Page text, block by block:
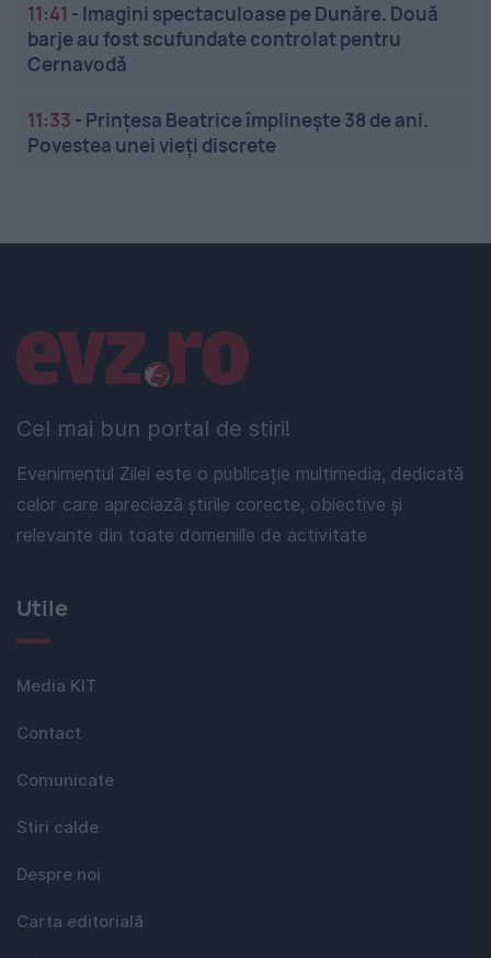
11:41 - Imagini spectaculoase pe Dunăre. Două
barje au fost scufundate controlat pentru
Cernavodă
11:33 - Prințesa Beatrice împlinește 38 de ani.
Povestea unei vieți discrete
Cel mai bun portal de stiri!
Evenimentul Zilei este o publicație multimedia, dedicată
celor care apreciază știrile corecte, obiective și
relevante din toate domeniile de activitate
Linkuri utile
Utile
Media KIT
Contact
Comunicate
Stiri calde
Despre noi
Carta editorială